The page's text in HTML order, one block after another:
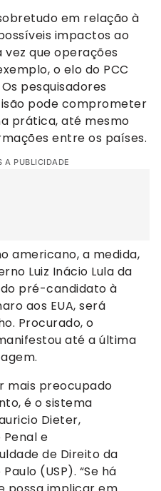
em relação à
impactos ao
que operações
o elo do PCC
pesquisadores
pode comprometer
prática, até mesmo
entre os países.
A PUBLICIDADE
americano, a medida,
Luiz Inácio Lula da
pré-candidato à
aos EUA, será
Procurado, o
até a última
mais preocupado
é o sistema
Dieter,
e
de Direito da
(USP). “Se há